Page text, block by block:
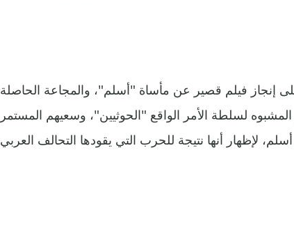
إنجاز فيلم قصير عن مأساة "أسلم"، والمجاعة الحاصلة
لسلطة الأمر الواقع "الحوثيين"، وسعيهم المستمر